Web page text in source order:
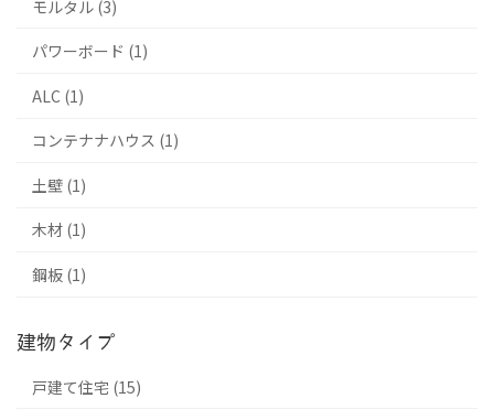
モルタル (3)
パワーボード (1)
ALC (1)
コンテナナハウス (1)
土壁 (1)
木材 (1)
鋼板 (1)
建物タイプ
戸建て住宅 (15)